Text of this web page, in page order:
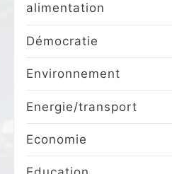
alimentation
Démocratie
Environnement
Energie/transport
Economie